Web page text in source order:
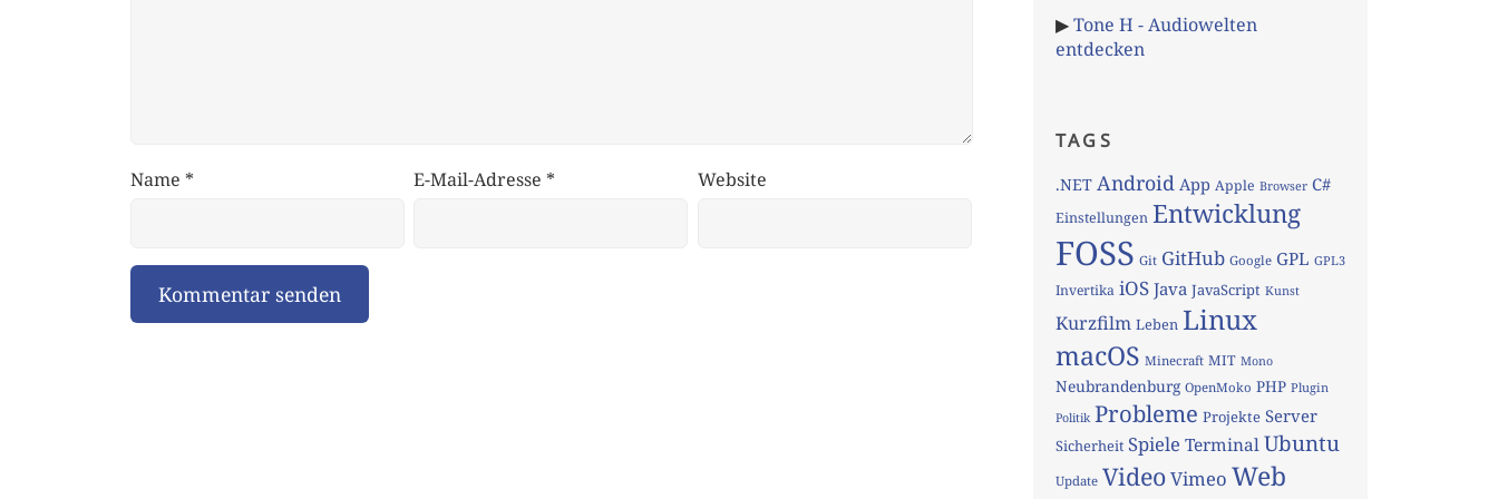
Name * E-Mail-Adresse * Website
▶Tone H - Audiowelten
entdecken
TAGS
.NET Android App Apple Browser C#
Einstellungen Entwicklung
FOSS Git GitHub Google GPL GPL3
Invertika iOS Java JavaScript Kunst
Kurzfilm Leben Linux
macOS Minecraft MIT Mono
Neubrandenburg OpenMoko PHP Plugin
Politik Probleme Projekte Server
Sicherheit Spiele TerminalUbuntu
Update VideoVimeo Web